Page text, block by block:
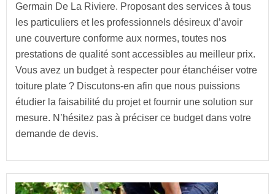
Germain De La Riviere. Proposant des services à tous
les particuliers et les professionnels désireux d’avoir
une couverture conforme aux normes, toutes nos
prestations de qualité sont accessibles au meilleur prix.
Vous avez un budget à respecter pour étanchéiser votre
toiture plate ? Discutons-en afin que nous puissions
étudier la faisabilité du projet et fournir une solution sur
mesure. N’hésitez pas à préciser ce budget dans votre
demande de devis.